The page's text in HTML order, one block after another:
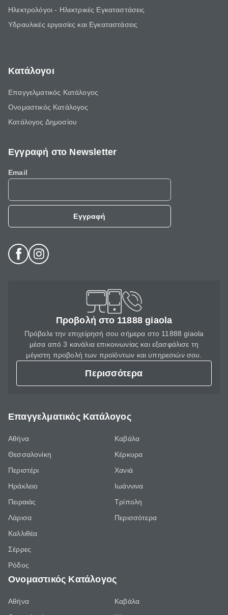
Ηλεκτρολόγοι - Ηλεκτρικές Εγκαταστάσεις
Υδραυλικές εργασίες και Εγκαταστάσεις
Κατάλογοι
Επαγγελματικός Κατάλογος
Ονομαστικός Κατάλογος
Κατάλογος Δημοσίου
Εγγραφή στο Newsletter
Email
Εγγραφή
Προβολή στο 11888 giaola
Πρόβαλε την επιχείρησή σου σήμερα στο 11888 giaola
μέσα από 3 κανάλια επικοινωνίας και εξασφάλισε τη
μέγιστη προβολή των προϊόντων και υπηρεσιών σου.
Περισσότερα
Επαγγελματικός Κατάλογος
Αθήνα
Θεσσαλονίκη
Περιστέρι
Ηράκλειο
Πειραιάς
Λάρισα
Καλλιθέα
Σέρρες
Ρόδος
Καβάλα
Κέρκυρα
Χανιά
Ιωάννινα
Τρίπολη
Περισσότερα
Ονομαστικός Κατάλογος
Αθήνα
Καβάλα